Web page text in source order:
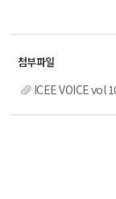
ICEE VOICE vol